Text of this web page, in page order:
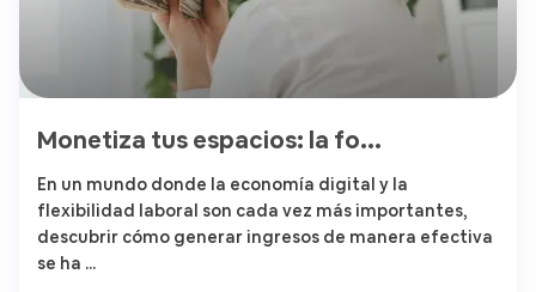
Monetiza tus espacios: la fo...
En un mundo donde la economía digital y la
flexibilidad laboral son cada vez más importantes,
descubrir cómo generar ingresos de manera efectiva
se ha ...